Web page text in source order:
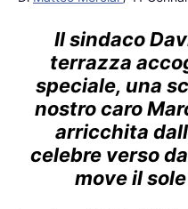
Il sindaco
terrazza
speciale, una
nostro caro
arricchita
celebre verso
move il